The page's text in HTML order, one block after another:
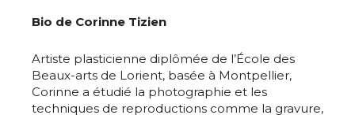
Bio de Corinne Tizien
Artiste plasticienne diplômée de l’École des
Beaux-arts de Lorient, basée à Montpellier,
Corinne a étudié la photographie et les
techniques de reproductions comme la gravure,